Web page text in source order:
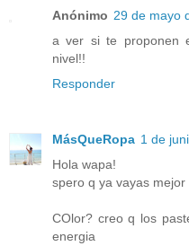
Anónimo 29 de mayo
a ver si te proponen
nivel!!
Responder
MásQueRopa 1 de
Hola wapa!
spero q ya vayas
COlor? creo q los
energia